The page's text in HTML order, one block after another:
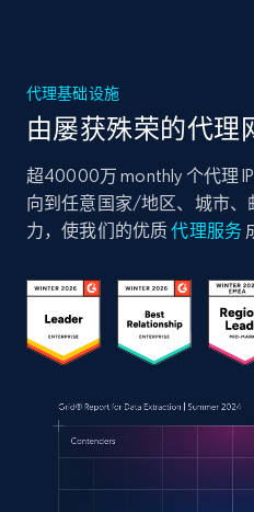
代理基础设施
由屡获殊荣的代理
超40000万 monthly 个代理
向到任意国家/地区、城市、
力，使我们的优质代理服务